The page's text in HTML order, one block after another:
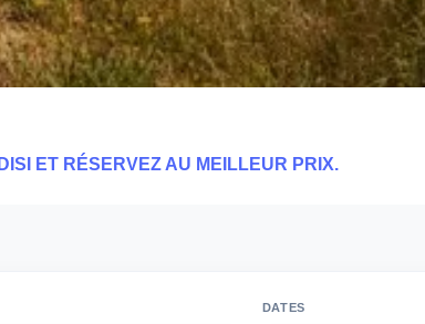
ET RÉSERVEZ AU MEILLEUR PRIX.
DATES